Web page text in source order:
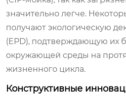
значительно легче.
получают экологическую
(EPD), подтверждающую их
окружающей среды на
жизненного цикла.
Конструктивные